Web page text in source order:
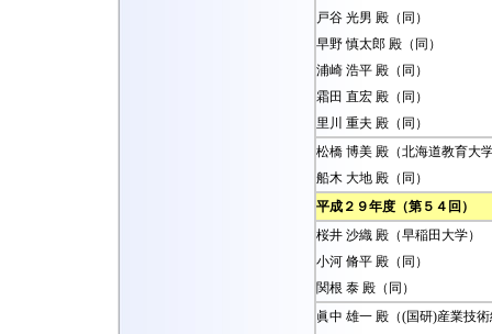
戸谷 光男 殿（同）
早野 慎太郎 殿（同）
浦崎 浩平 殿（同）
霜田 直宏 殿（同）
里川 重夫 殿（同）
松橋 博美 殿（北海道教育大
船木 大地 殿（同）
平成２９年度（第５４回）
桜井 沙織 殿（早稲田大学）
小河 脩平 殿（同）
関根 泰 殿（同）
眞中 雄一 殿（(国研)産業技